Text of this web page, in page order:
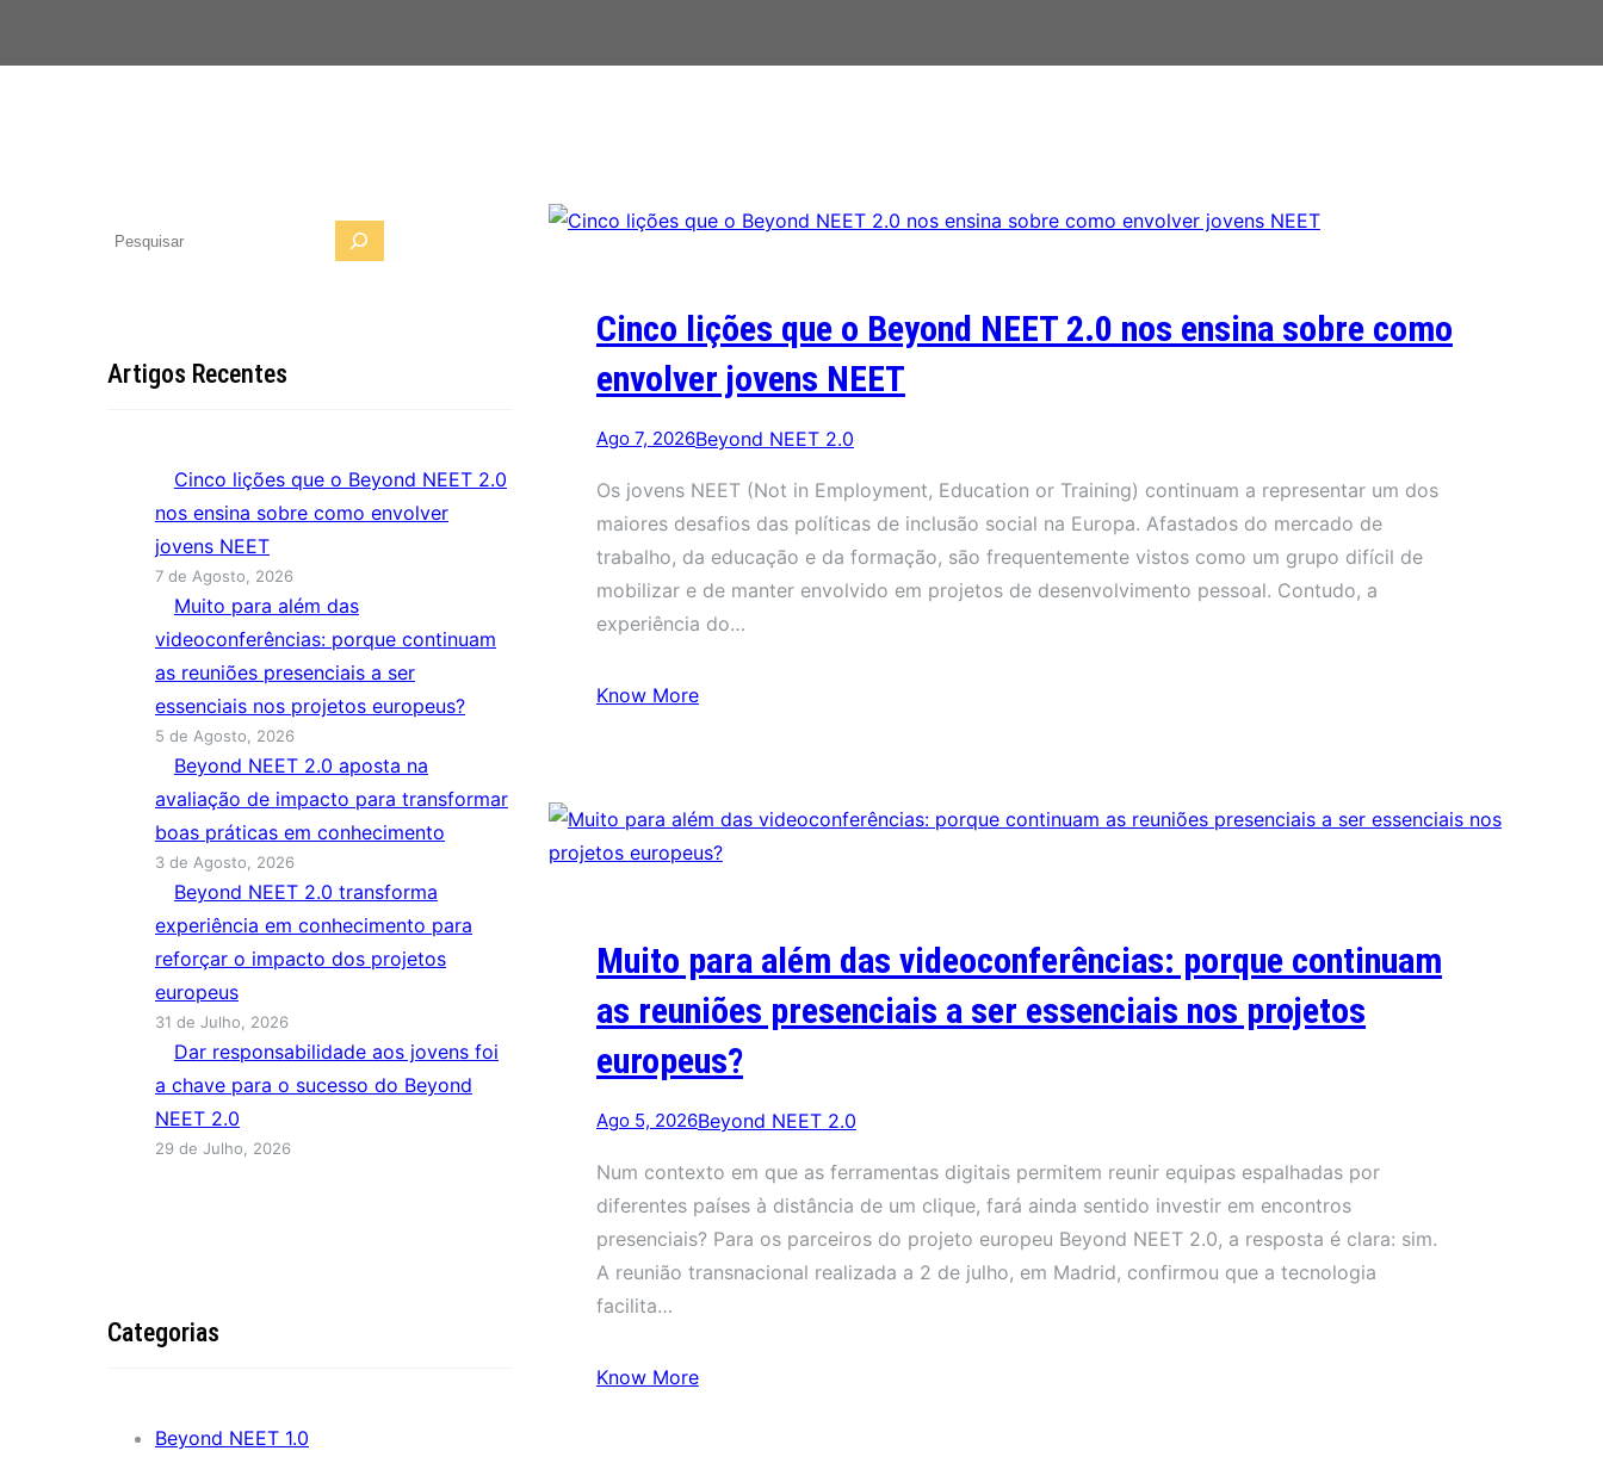
P
u
Artigos Recentes
Cinco lições que o Beyond NEET 2.0
nos ensina sobre como envolver
jovens NEET
7 de Agosto, 2026
Muito para além das
videoconferências: porque continuam
as reuniões presenciais a ser
essenciais nos projetos europeus?
5 de Agosto, 2026
Beyond NEET 2.0 aposta na
avaliação de impacto para transformar
boas práticas em conhecimento
3 de Agosto, 2026
Beyond NEET 2.0 transforma
experiência em conhecimento para
reforçar o impacto dos projetos
europeus
31 de Julho, 2026
Dar responsabilidade aos jovens foi
a chave para o sucesso do Beyond
NEET 2.0
29 de Julho, 2026
Categorias
Beyond NEET 1.0
Cinco lições que o Beyond NEET 2.0 nos ensina sobre como
envolver jovens NEET
Ago 7, 2026Beyond NEET 2.0
Os jovens NEET (Not in Employment, Education or Training) continuam a representar um dos
maiores desafios das políticas de inclusão social na Europa. Afastados do mercado de
trabalho, da educação e da formação, são frequentemente vistos como um grupo difícil de
mobilizar e de manter envolvido em projetos de desenvolvimento pessoal. Contudo, a
experiência do…
Know More
Muito para além das videoconferências: porque continuam
as reuniões presenciais a ser essenciais nos projetos
europeus?
Ago 5, 2026Beyond NEET 2.0
Num contexto em que as ferramentas digitais permitem reunir equipas espalhadas por
diferentes países à distância de um clique, fará ainda sentido investir em encontros
presenciais? Para os parceiros do projeto europeu Beyond NEET 2.0, a resposta é clara: sim.
A reunião transnacional realizada a 2 de julho, em Madrid, confirmou que a tecnologia
facilita…
Know More